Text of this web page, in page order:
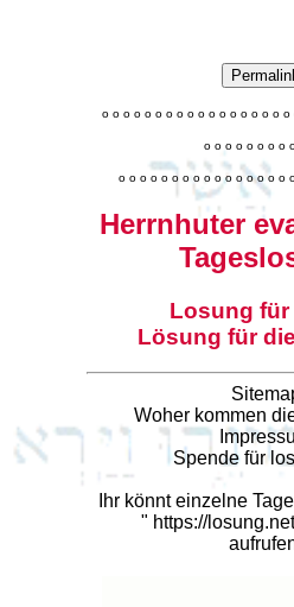
o o o o o o o o o o o o o o o o o o
o o o o o o o o
o o o o o o o o o o o o o o o o
Herrnhuter
Losung für
Lösung für
Woher kommen
Spende für
Ihr könnt einzelne
" https://